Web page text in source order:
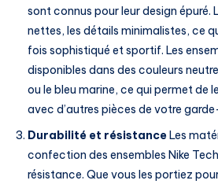
sont connus pour leur design épuré.
nettes, les détails minimalistes, ce
fois sophistiqué et sportif. Les
disponibles dans des couleurs
ou le bleu marine, ce qui permet de
avec d’autres pièces de votre
Durabilité et résistanceLes
confection des ensembles Nike
résistance. Que vous les portiez